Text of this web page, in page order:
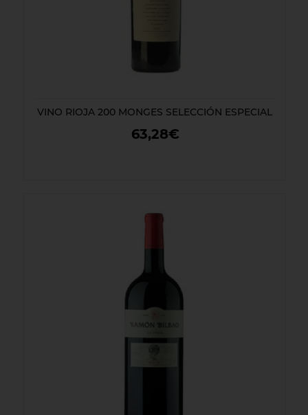
VINO RIOJA 200 MONGES SELECCIÓN ESPECIAL
63,28€